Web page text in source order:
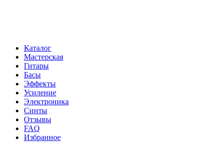
Каталог
Мастерская
Гитары
Басы
Эффекты
Усиление
Электроника
Синты
Отзывы
FAQ
Избранное